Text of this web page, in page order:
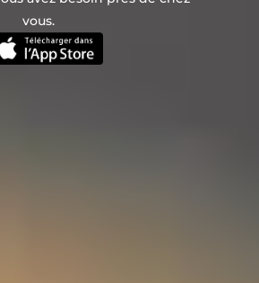
vous.